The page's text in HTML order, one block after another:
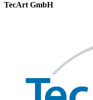
TecArt GmbH